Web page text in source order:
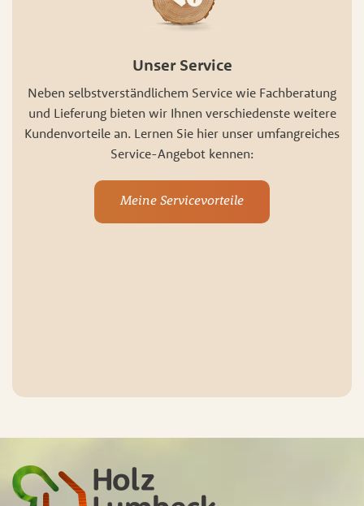
Unser Service
Neben selbstverständlichem Service wie Fachberatung
und Lieferung bieten wir Ihnen verschiedenste weitere
Kundenvorteile an. Lernen Sie hier unser umfangreiches
Service-Angebot kennen:
Meine Servicevorteile